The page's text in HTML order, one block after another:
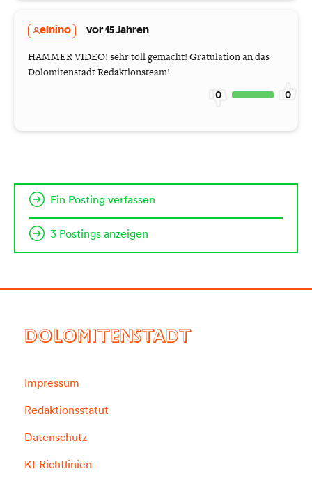
elnino vor 15 Jahren
HAMMER VIDEO! sehr toll gemacht! Gratulation an das
Dolomitenstadt Redaktionsteam!
0 0
Ein Posting verfassen
3 Postings anzeigen
DOLOMITENSTADT
Impressum
Redaktionsstatut
Datenschutz
KI-Richtlinien